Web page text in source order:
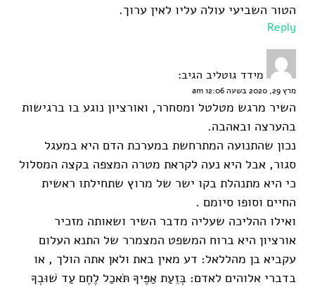
הטור השביעי עולה עליו לאין ערוך.
Reply
מידד גוטליב הגיב:
מרץ 29, 2020 בשעה 12:06 am
השיר מרגש מטלטל ומסחרר, ואורציון נוגע בו ברגישות
בהערצה ובאהבה.
נכון שהתנועה המתרחשת במערכת הדם היא במעגל
סגור, אבל היא נעה לקראת מטרה המצפה בקצה המסלול
כי היא מתנהלת בקו ישר של מרוץ שתחילתו ראשית
החיים וסופו סיומם .
ואילו ההליכה שעליה מדבר השיר ושאותה מזכיר
אורציון היא ברוח המשפט המצמרר של התנא העלום
עקביא בן מהללאל: דע מאין באת ולאן אתה הולך , או
בדברי אלוהים לאדם: בְּזֵעַת אַפֶּיךָ תֹּאכַל לֶחֶם עַד שׁוּבְךָ